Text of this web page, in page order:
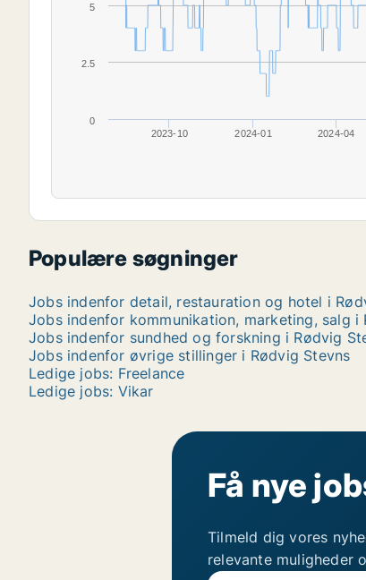
2023-10 2024-01 2024-04
0
2.5
5
Populære søgninger
Jobs indenfor øvrige stillinger i Rødvig Stevns
Ledige jobs: Freelance
Ledige jobs: Vikar
Få nye
Tilmeld dig vores
relevante muligheder